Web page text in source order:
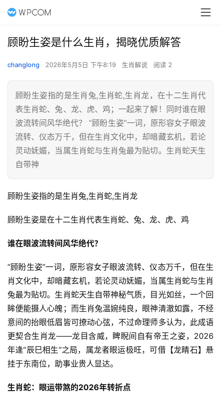
顾盼生姿是什么生肖，揭晓优质解答
changlong 2026年5月5日 下午8:19 生肖解说 阅读 2
顾盼生姿指的是生肖兔,生肖蛇,生肖龙，在十二生肖代
表生肖蛇、兔、龙、虎、鸡；一起来了解！同时谁在眼
波流转间风华绝代？ “顾盼生姿”一词，原形容女子眼波
流转、仪态万千，但在生肖文化中，却暗藏玄机，若论
灵动妩媚，当属生肖蛇与生肖兔最为贴切。生肖蛇天生
自带神
顾盼生姿指的是生肖兔,生肖蛇,生肖龙
顾盼生姿是在十二生肖代表生肖蛇、兔、龙、虎、鸡
谁在眼波流转间风华绝代？
“顾盼生姿”一词，原形容女子眼波流转、仪态万千，但在生
肖文化中，却暗藏玄机，若论灵动妩媚，当属生肖蛇与生肖
兔最为贴切。生肖蛇天生自带神秘气质，目光如丝，一个回
眸便能摄人心魄；而生肖兔温婉纯良，眼神清澈如露，不经
意间的抬眼低眉皆可撩动心弦，不过命理师多认为，此成语
更契合生肖龙——龙目含威，睥睨间自有帝王之姿，2026
年逢“辰巳相生”之局，属龙者眼运极旺，可借【龙睛石】悬
挂于东南位，助事业贵人显达。
生肖蛇：眼运带煞的2026年转折点